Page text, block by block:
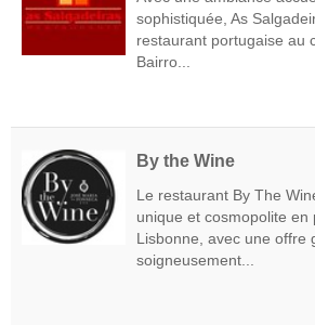
sophistiquée, As
restaurant portugaise au
Bairro...
By the Wine
Le restaurant By The
unique et cosmopolite en
Lisbonne, avec une offre
soigneusement...